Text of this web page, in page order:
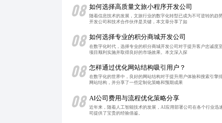
08 如何选择高质量文旅小程序开发公司
随着信息技术的发展，文旅行业的数字化转型已成为不可逆转的
开发公司和技术合作伙伴是关键，本文章分享了如
08 如何选择专业的积分商城开发公司
在数字化时代，选择专业的积分商城开发公司对于提升客户忠诚
项目顺利实施并取得良好的市场效果。本文深入探
08 怎样通过优化网站结构吸引用户？
在数字化的世界中，良好的网站结构对于提升用户体验和搜索引
网站结构，并分享了一些定制化策略和预期成果
08 AI公司费用与流程优化策略分享
近年来，随着人工智能技术的发展，AI应用部署公司在各个行业
司提供了宝贵的经验借鉴。